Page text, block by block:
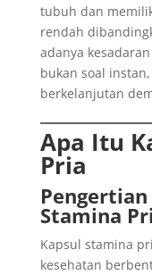
tubuh dan
rendah
adanya
bukan soal
berkelanjutan
Apa Itu
Pria
Stamina
Kapsul stamina
kesehatan